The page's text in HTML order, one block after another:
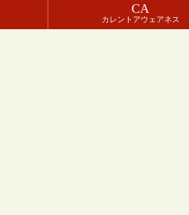
CA
カレントアウェアネス